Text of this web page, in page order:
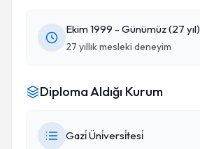
Ekim 1999 - Günümüz (27 yıl)
27 yıllık mesleki deneyim
Diploma Aldığı Kurum
Gazi̇ Üni̇versi̇tesi̇